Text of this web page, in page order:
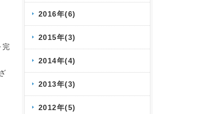
完
2016年(6)
2015年(3)
2014年(4)
2013年(3)
2012年(5)